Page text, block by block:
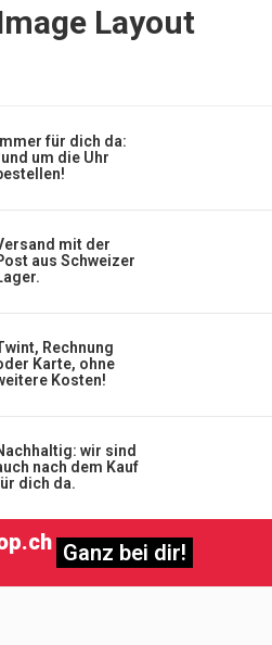
Layout
Immer für dich da:
um die Uhr
mit der
aus Schweizer
Rechnung
Karte, ohne
Kosten!
wir sind
nach dem Kauf
dich da.
Ganz bei dir!